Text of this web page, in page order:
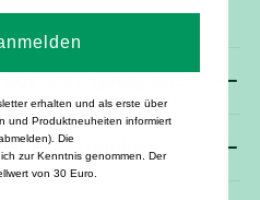
Garn geeignet?
geeignet?
erhalten und als erste über
und Produktneuheiten informiert
Die
zur Kenntnis genommen. Der
von 30 Euro.